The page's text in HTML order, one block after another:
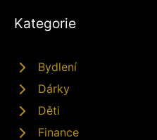
Kategorie
Bydlení
Dárky
Děti
Finance